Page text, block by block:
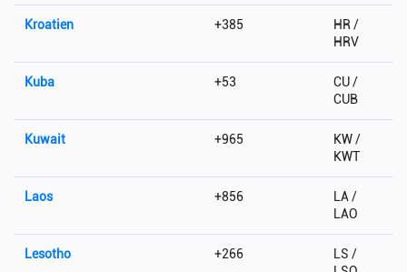
Kroatien +385
HR /
HRV
Kuba +53
CU /
CUB
Kuwait +965
KW /
KWT
Laos +856
LA /
LAO
Lesotho +266
LS /